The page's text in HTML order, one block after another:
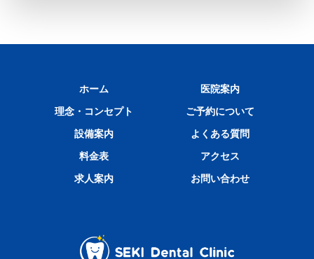
ホーム
医院案内
理念・コンセプト
ご予約について
設備案内
よくある質問
料金表
アクセス
求人案内
お問い合わせ